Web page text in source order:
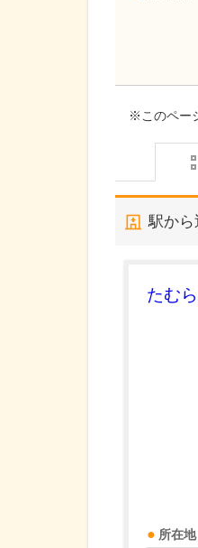
※このペー
駅から
たむ
所在